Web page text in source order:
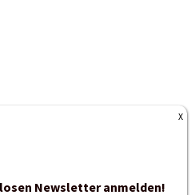
Newsletter anmelden!